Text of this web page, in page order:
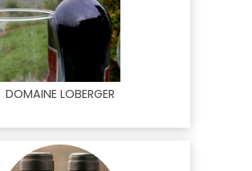
DOMAINE LOBERGER